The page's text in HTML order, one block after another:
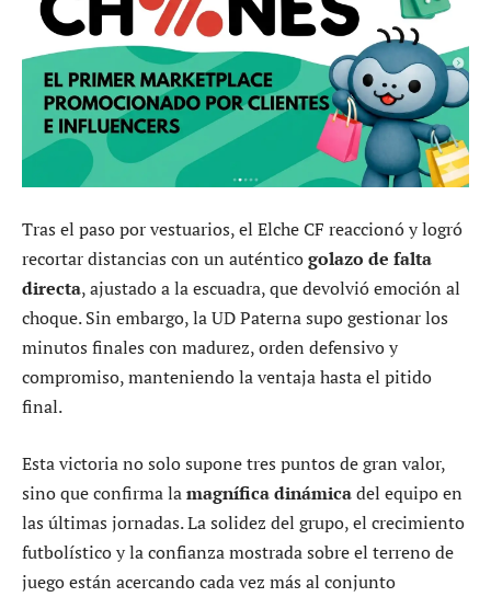
Tras el paso por vestuarios, el Elche CF reaccionó y logró
recortar distancias con un auténticogolazo de falta
directa, ajustado a la escuadra, que devolvió emoción al
choque. Sin embargo, la UD Paterna supo gestionar los
minutos finales con madurez, orden defensivo y
compromiso, manteniendo la ventaja hasta el pitido
final.
Esta victoria no solo supone tres puntos de gran valor,
sino que confirma lamagnífica dinámicadel equipo en
las últimas jornadas. La solidez del grupo, el crecimiento
futbolístico y la confianza mostrada sobre el terreno de
juego están acercando cada vez más al conjunto